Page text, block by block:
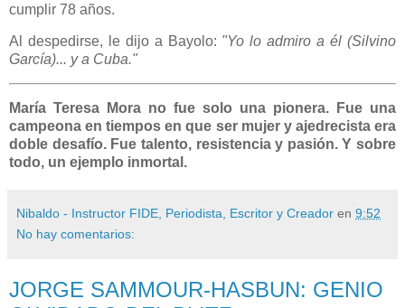
cumplir 78 años.
Al despedirse, le dijo a Bayolo: "Yo lo admiro a él (Silvino
García)... y a Cuba."
María Teresa Mora no fue solo una pionera. Fue una
campeona en tiempos en que ser mujer y ajedrecista era
doble desafío. Fue talento, resistencia y pasión. Y sobre
todo, un ejemplo inmortal.
Nibaldo - Instructor FIDE, Periodista, Escritor y Creador en 9:52
No hay comentarios:
JORGE SAMMOUR-HASBUN: GENIO